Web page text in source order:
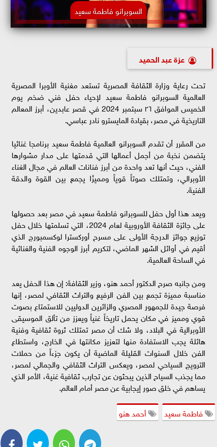
السوبرانو فاطمة سعيد
عزة عبد الحميد
تحت رعاية وزارة الثقافة المصرية تستعد مغنية الأوبرا المصرية
العالمية السوبرانو فاطمة سعيد لإحياء حفل فني ضخم يوم
الخميس الموافق ٢٦ سبتمبر 2024 في قصر عابدين، أبرز المعالم
التاريخية في مصر، بقيادة المايسترو نادر عباسي.
من المقرر أن تقدم السوبرانو العالمية فاطمة سعيد برنامجا غنائيا
يتضمن نخبة من أجمل أعمالها التي قدمتها على مدار مشوارها
الفني، حيث أنها تعد واحدة من أبرز فنانات العالم في مجال الغناء
الأوبرالي، وتمتلك صوتاً قوياً ومميزًا يجمع بين القوة والدقة
الفنية.
ويعد هذا أول حفل للسوبرانو فاطمة سعيد في مصر بعد حصولها
على جائزة الثقافة الأوروبية لعام 2024، التي تسلمتها خلال حفل
توزيع جوائز الدرجة الأولى على مسرح أوركسترا لوكسمبورج الذي
أقيم في أوائل الشهر الماضي، لتكريم أبرز الوجوه الفنية والغنائية
في الساحة العالمية.
ومن جانبه صرح الدكتور أحمد هنو، وزير الثقافة: إن هذا الحفل يعد
مناسبة مميزة تجمع بين الفن الرفيع والتراث الثقافي لمصر، إنها
فرصة جيدة للجمهور المصري والزائرين الدوليين للاستمتاع بصوت
قوي ومميز في مكان يحمل تاريخاً غنياً ويعزز من تألق الموسيقى
الأوبرالية في البلاد، ولا شك أن مصر تمتلك ثروة ثقافية وفنية
هائلة يجب الاستفادة منها لتعزيز مكانتها في الخارج، واستطاع
الفن خلال السنوات القليلة الماضية أن يكون جزءاً من حملات
الترويج السياحي لمصر، ويعكس التراث الثقافي والجمالي لمصر،
مما يجذب السياح الذين يبحثون عن تجارب ثقافية غنية، الأمر الذي
يساهم في خلق صور إيجابية عن مصر أمام العالم.
فاطمة سعيد
أحمد هنو